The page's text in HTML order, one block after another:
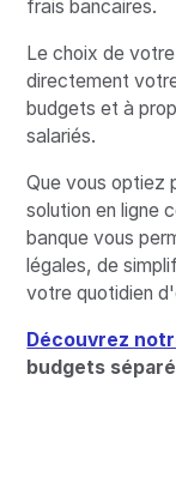
frais bancaires.
Le choix de
directement
budgets et à
salariés.
Que vous optiez
solution en ligne
banque vous
légales, de
votre quotidien
Découvrez
budgets